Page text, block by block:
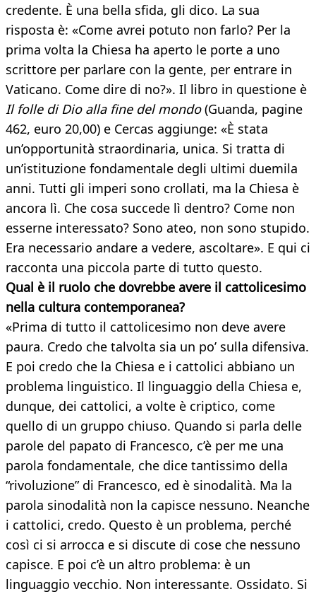
credente. È una bella sfida, gli dico. La sua
risposta è: «Come avrei potuto non farlo? Per la
prima volta la Chiesa ha aperto le porte a uno
scrittore per parlare con la gente, per entrare in
Vaticano. Come dire di no?». Il libro in questione è
Il folle di Dio alla fine del mondo(Guanda, pagine
462, euro 20,00) e Cercas aggiunge: «È stata
un’opportunità straordinaria, unica. Si tratta di
un’istituzione fondamentale degli ultimi duemila
anni. Tutti gli imperi sono crollati, ma la Chiesa è
ancora lì. Che cosa succede lì dentro? Come non
esserne interessato? Sono ateo, non sono stupido.
Era necessario andare a vedere, ascoltare». E qui ci
racconta una piccola parte di tutto questo.
Qual è il ruolo che dovrebbe avere il cattolicesimo
nella cultura contemporanea?
«Prima di tutto il cattolicesimo non deve avere
paura. Credo che talvolta sia un po’ sulla difensiva.
E poi credo che la Chiesa e i cattolici abbiano un
problema linguistico. Il linguaggio della Chiesa e,
dunque, dei cattolici, a volte è criptico, come
quello di un gruppo chiuso. Quando si parla delle
parole del papato di Francesco, c’è per me una
parola fondamentale, che dice tantissimo della
“rivoluzione” di Francesco, ed è sinodalità. Ma la
parola sinodalità non la capisce nessuno. Neanche
i cattolici, credo. Questo è un problema, perché
così ci si arrocca e si discute di cose che nessuno
capisce. E poi c’è un altro problema: è un
linguaggio vecchio. Non interessante. Ossidato. Si